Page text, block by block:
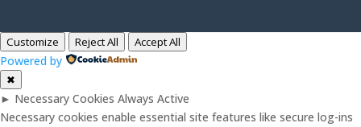
Customize Reject All Accept All
Powered by
✖
► Necessary Cookies Always Active
Necessary cookies enable essential site features like secure log-ins